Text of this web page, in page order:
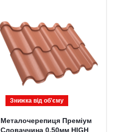
Знижка від обʹєму
Металочерепиця Преміум
Словаччина 0,50мм HIGH